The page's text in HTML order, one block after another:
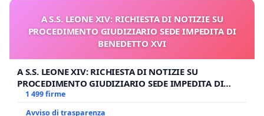
A S.S. LEONE XIV: RICHIESTA DI NOTIZIE SU
PROCEDIMENTO GIUDIZIARIO SEDE IMPEDITA DI
BENEDETTO XVI
A S.S. LEONE XIV: RICHIESTA DI NOTIZIE SU
PROCEDIMENTO GIUDIZIARIO SEDE IMPEDITA DI
BENEDETTO XVI
1 499 firme
Avviso di trasparenza